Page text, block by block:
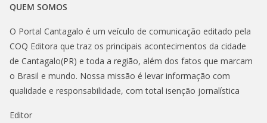
QUEM SOMOS
O Portal Cantagalo é um veículo de comunicação editado pela
COQ Editora que traz os principais acontecimentos da cidade
de Cantagalo(PR) e toda a região, além dos fatos que marcam
o Brasil e mundo. Nossa missão é levar informação com
qualidade e responsabilidade, com total isenção jornalística
Editor